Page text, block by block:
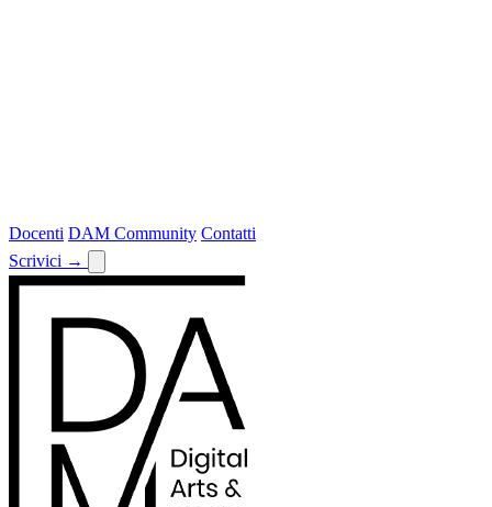
Docenti DAM Community Contatti
Scrivici →